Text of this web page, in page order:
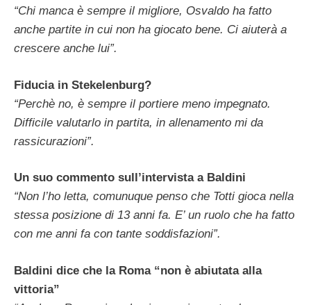
“Chi manca è sempre il migliore, Osvaldo ha fatto
anche partite in cui non ha giocato bene. Ci aiuterà a
crescere anche lui”.
Fiducia in Stekelenburg?
“Perchè no, è sempre il portiere meno impegnato.
Difficile valutarlo in partita, in allenamento mi da
rassicurazioni”.
Un suo commento sull’intervista a Baldini
“Non l’ho letta, comunuque penso che Totti gioca nella
stessa posizione di 13 anni fa. E’ un ruolo che ha fatto
con me anni fa con tante soddisfazioni”.
Baldini dice che la Roma “non è abiutata alla
vittoria”